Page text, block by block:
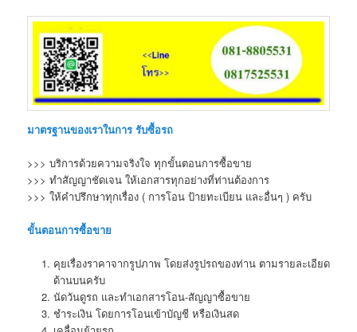
มาตรฐานของเราในการ รับซื้อรถ
>>> บริการด้วยความจริงใจ ทุกขั้นตอนการซื้อขาย
>>> ทำสัญญาชัดเจน ให้เอกสารทุกอย่างที่ท่านต้องการ
>>> ให้คำปรึกษาทุกเรื่อง ( การโอน ป้ายทะเบียน และอื่นๆ ) ครับ
ขั้นตอนการซื้อขาย
คุยเรื่องราคาจากรูปภาพ โดยส่งรูปรถของท่าน ตามรายละเอียด
ด้านบนครับ
นัดวันดูรถ และทำเอกสารโอน-สัญญาซื้อขาย
ชำระเงิน โดยการโอนเข้าบัญชี หรือเงินสด